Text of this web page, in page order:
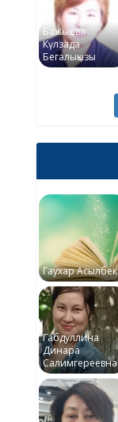
Бажықова
Күлзада
Бегалықызы
Гаухар Асылбек
Габдуллина
Динара
Салимгереевна